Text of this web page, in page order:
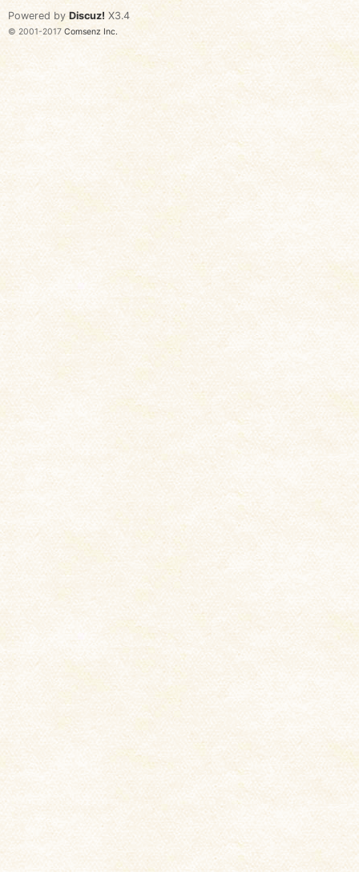
Powered by Discuz! X3.4
© 2001-2017 Comsenz Inc.